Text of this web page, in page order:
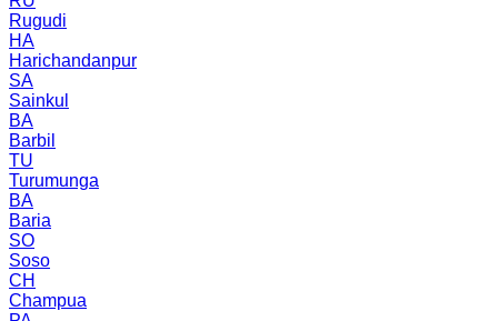
Rugudi
HA
Harichandanpur
SA
Sainkul
BA
Barbil
TU
Turumunga
BA
Baria
SO
Soso
CH
Champua